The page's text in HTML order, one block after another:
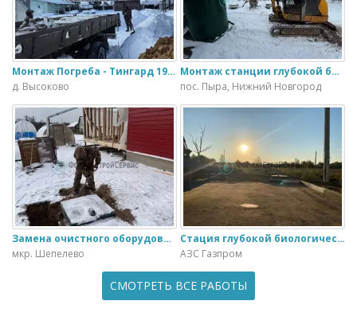
Монтаж Погреба - Тингард 1900
д. Высоково
Монтаж станции глубокой биологической очистки ИталБио - 5 с колодцем дренажным для слива воды
пос. Пыра, Нижний Новгород
Замена очистного оборудования Дека - 3 на ЭкоГранд - 6
мкр. Шепелево
Стация глубокой биологической очистки ЕвроЛос- 20
АЗС Газпром
СМОТРЕТЬ ВСЕ РАБОТЫ